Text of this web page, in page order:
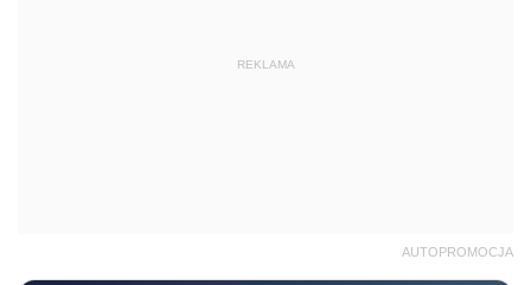
REKLAMA
AUTOPROMOCJA